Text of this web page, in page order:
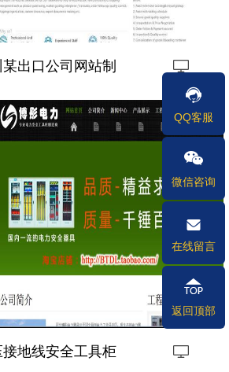
某出口公司网站制
接地线安全工具柜
QQ客服
微信咨询
在线留言
返回顶部